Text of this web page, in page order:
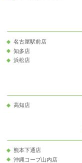
名古屋駅前店
知多店
浜松店
高知店
熊本下通店
沖縄コープ山内店